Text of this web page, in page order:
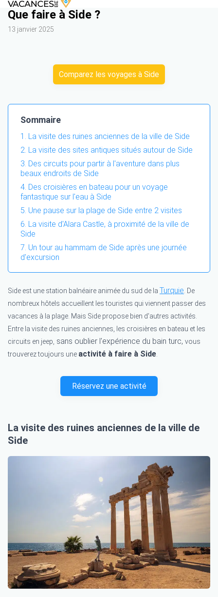
Que faire à Side ?
13 janvier 2025
Comparez les voyages à Side
Sommaire
La visite des ruines anciennes de la ville de Side
La visite des sites antiques situés autour de Side
Des circuits pour partir à l'aventure dans plus
beaux endroits de Side
Des croisières en bateau pour un voyage
fantastique sur l'eau à Side
Une pause sur la plage de Side entre 2 visites
La visite d'Alara Castle, à proximité de la ville de
Side
Un tour au hammam de Side après une journée
d'excursion
Side est une station balnéaire animée du sud de la Turquie . De
nombreux hôtels accueillent les touristes qui viennent passer des
vacances à la plage. Mais Side propose bien d'autres activités.
Entre la visite des ruines anciennes, les croisières en bateau et les
circuits en jeep, sans oublier l'expérience du bain turc, vous
trouverez toujours une activité à faire à Side
Réservez une activité
La visite des ruines anciennes de la ville de
Side